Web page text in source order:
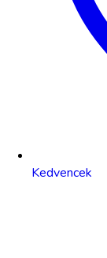
Kedvencek